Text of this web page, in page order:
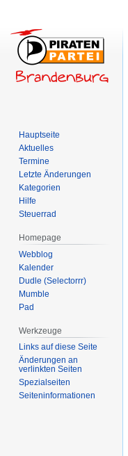
Hauptseite
Aktuelles
Termine
Letzte Änderungen
Kategorien
Hilfe
Steuerrad
Homepage
Webblog
Kalender
Dudle (Selectorrr)
Mumble
Pad
Werkzeuge
Links auf diese Seite
Änderungen an
verlinkten Seiten
Spezialseiten
Seiten­­informationen